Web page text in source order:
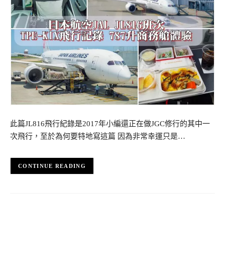
此篇JL816飛行紀錄是2017年小編還正在做JGC修行的其中一
次飛行，至於為何要特地寫這篇 因為非常幸運只是…
CONTINUE READING